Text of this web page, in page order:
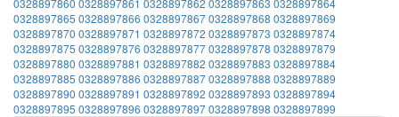
0328897860 0328897861 0328897862 0328897863 0328897864
0328897865 0328897866 03288978670328897868 0328897869
0328897870 0328897871 0328897872 0328897873 0328897874
0328897875 0328897876 03288978770328897878 0328897879
0328897880 0328897881 0328897882 0328897883 0328897884
0328897885 0328897886 03288978870328897888 0328897889
0328897890 0328897891 0328897892 0328897893 0328897894
0328897895 0328897896 03288978970328897898 0328897899